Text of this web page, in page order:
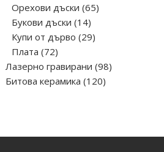
продукта
Орехови дъски 6565
Букови дъски 1414
продукта
Купи от дърво 2929
Плата 7272
продукта
Лазерно гравирани 9898
Битова керамика 120120